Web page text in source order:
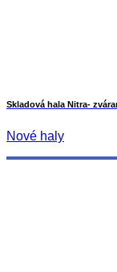
Skladová hala Nitra-
Nové haly